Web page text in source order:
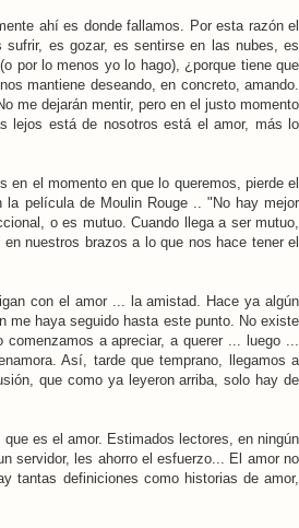
ahí es donde fallamos. Por esta razón el
sufrir, es gozar, es sentirse en las nubes, es
por lo menos yo lo hago), ¿porque tiene que
mantiene deseando, en concreto, amando.
me dejarán mentir, pero en el justo momento
lejos está de nosotros está el amor, más lo
el momento en que lo queremos, pierde el
película de Moulin Rouge .. "No hay mejor
o es mutuo. Cuando llega a ser mutuo,
nuestros brazos a lo que nos hace tener el
con el amor ... la amistad. Hace ya algún
me haya seguido hasta este punto. No existe
a apreciar, a querer ... luego ...
Así, tarde que temprano, llegamos a
que como ya leyeron arriba, solo hay de
es el amor. Estimados lectores, en ningún
servidor, les ahorro el esfuerzo... El amor no
tantas definiciones como historias de amor,